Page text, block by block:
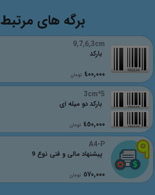
برگه های مرتبط
9,7,6,3cm
٤٠٠,٠٠٠ تومان
بارکد
5*3cm
٤٥٠,٠٠٠ تومان
بارکد دو میله ای
A4-P
٥٧٠,٠٠٠ تومان
پیشنهاد مالی و فنی نوع 9